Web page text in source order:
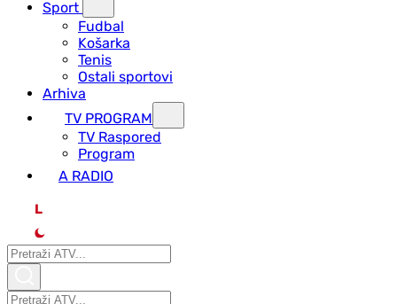
Sport
Fudbal
Košarka
Tenis
Ostali sportovi
Arhiva
TV PROGRAM
ТV Raspored
Program
A RADIO
L